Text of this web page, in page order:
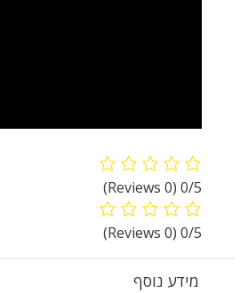
0/5
(0 Reviews)
0/5
(0 Reviews)
מידע נוסף